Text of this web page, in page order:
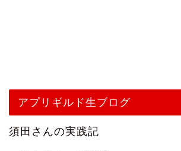
アプリギルド生ブログ
須田さんの実践記